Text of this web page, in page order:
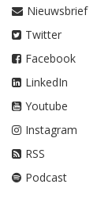
Nieuwsbrief
Twitter
Facebook
LinkedIn
Youtube
Instagram
RSS
Podcast